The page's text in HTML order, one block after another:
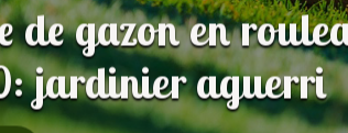
de gazon en
jardinier aguerri